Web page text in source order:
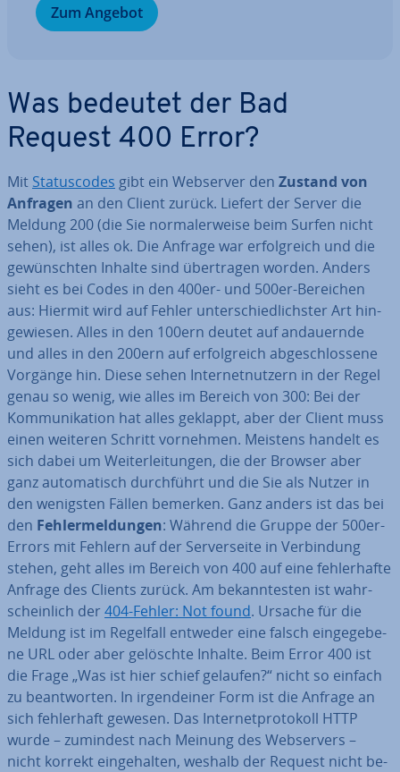
Zum Angebot
Was bedeutet der Bad
Request 400 Error?
Mit Sta­tus­codes gibt ein Webserver den Zustand von
Anfragen an den Client zurück. Liefert der Server die
Meldung 200 (die Sie nor­ma­ler­wei­se beim Surfen nicht
sehen), ist alles ok. Die Anfrage war er­folg­reich und die
ge­wünsch­ten Inhalte sind über­tra­gen worden. Anders
sieht es bei Codes in den 400er- und 500er-Bereichen
aus: Hiermit wird auf Fehler un­ter­schied­lichs­ter Art hin­
ge­wie­sen. Alles in den 100ern deutet auf an­dau­ern­de
und alles in den 200ern auf er­folg­reich ab­ge­schlos­se­ne
Vorgänge hin. Diese sehen In­ter­net­nut­zern in der Regel
genau so wenig, wie alles im Bereich von 300: Bei der
Kom­mu­ni­ka­ti­on hat alles geklappt, aber der Client muss
einen weiteren Schritt vornehmen. Meistens handelt es
sich dabei um Wei­ter­lei­tun­gen, die der Browser aber
ganz au­to­ma­tisch durch­führt und die Sie als Nutzer in
den wenigsten Fällen bemerken. Ganz anders ist das bei
den Feh­ler­mel­dun­gen: Während die Gruppe der 500er-
Errors mit Fehlern auf der Ser­ver­sei­te in Ver­bin­dung
stehen, geht alles im Bereich von 400 auf eine feh­ler­haf­te
Anfrage des Clients zurück. Am be­kann­tes­ten ist wahr­
schein­lich der 404-Fehler: Not found. Ursache für die
Meldung ist im Regelfall entweder eine falsch ein­ge­ge­be­
ne URL oder aber gelöschte Inhalte. Beim Error 400 ist
die Frage „Was ist hier schief gelaufen?“ nicht so einfach
zu be­ant­wor­ten. In ir­gend­ei­ner Form ist die Anfrage an
sich feh­ler­haft gewesen. Das In­ter­net­pro­to­koll HTTP
wurde – zumindest nach Meinung des Web­ser­vers –
nicht korrekt ein­ge­hal­ten, weshalb der Request nicht be­